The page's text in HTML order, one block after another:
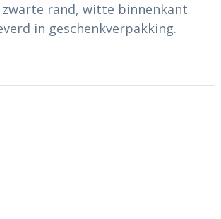
rand, witte binnenkant
in geschenkverpakking.